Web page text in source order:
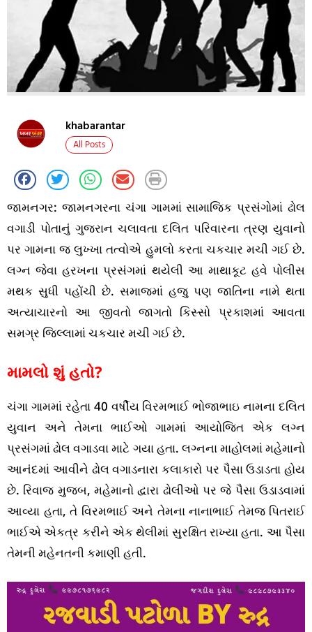
khabarantar
All Posts
જામનગર: જામનગરના ચંગા ગામમાં સામાજિક પ્રસંગોમાં ઢોલ
વગાડી પોતાનું ગુજરાન ચલાવતા દલિત પરિવારના ત્રણ યુવાનો
પર ગામના જ લુખ્ખા તત્વોએ હુમલો કરતા ચકચાર મચી ગઈ છે.
લગ્ન જેવા હરખના પ્રસંગમાં થયેલી આ માથાકૂટ હવે પોલીસ
મથક સુધી પહોંચી છે. સમાજમાં હજુ પણ જાતિના નામે થતા
અત્યાચારનો આ જીવતો જાગતો કિસ્સો પ્રકાશમાં આવતા
સમગ્ર જિલ્લામાં ચકચાર મચી ગઈ છે.
મામલો શું હતો?
ચંગા ગામમાં રહેતા 40 વર્ષીય વિરમભાઈ ભોજાભાઇ નામના દલિત
યુવાન અને તેમના ભાઈઓ ગામમાં આયોજિત એક લગ્ન
પ્રસંગમાં ઢોલ વગાડવા માટે ગયા હતા. લગ્નના માહોલમાં મહેમાનો
આનંદમાં આવીને ઢોલ વગાડનારા કલાકારો પર પૈસા ઉડાડતા હોય
છે. રિવાજ મુજબ, મહેમાનો દ્વારા ઢોલીઓ પર જે પૈસા ઉડાડવામાં
આવ્યા હતા, તે વિરમભાઈ અને તેમના નાનાભાઈ તેમજ પિતરાઈ
ભાઈએ એકત્ર કરીને એક થેલીમાં સુરક્ષિત રાખ્યા હતા. આ પૈસા
તેમની મહેનતની કમાણી હતી.